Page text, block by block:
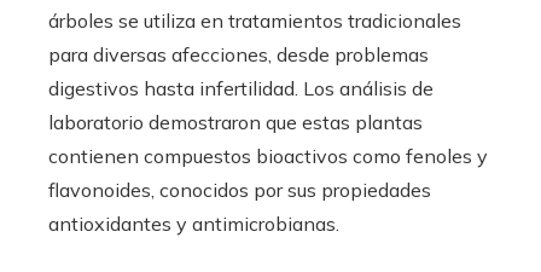
árboles se utiliza en tratamientos tradicionales
para diversas afecciones, desde problemas
digestivos hasta infertilidad. Los análisis de
laboratorio demostraron que estas plantas
contienen compuestos bioactivos como fenoles y
flavonoides, conocidos por sus propiedades
antioxidantes y antimicrobianas.